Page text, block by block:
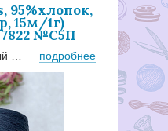
95%хлопок,
15м/1г)
№С5П
подробнее